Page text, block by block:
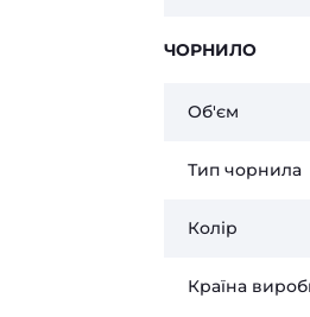
ЧОРНИЛО
Об'єм
Тип чорнила
Колір
Країна